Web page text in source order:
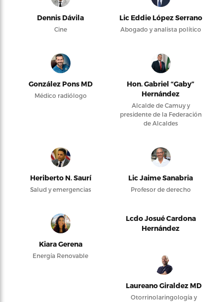
Dennis Dávila
Cine
Lic Eddie López Serrano
Abogado y analista político
González Pons MD
Médico radiólogo
Hon. Gabriel “Gaby”
Hernández
Alcalde de Camuy y
presidente de la Federación
de Alcaldes
Heriberto N. Saurí
Salud y emergencias
Lic Jaime Sanabria
Profesor de derecho
Kiara Gerena
Energía Renovable
Lcdo Josué Cardona
Hernández
Laureano Giraldez MD
Otorrinolaringología y